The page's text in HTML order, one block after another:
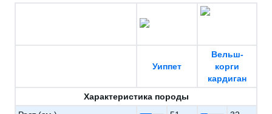
Уиппет
Вельш-
корги
кардиган
Характеристика породы